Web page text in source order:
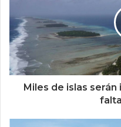
Miles de islas